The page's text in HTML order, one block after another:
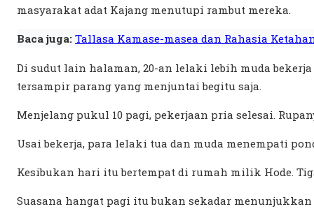
masyarakat adat Kajang menutupi rambut mereka.
Baca juga: Tallasa Kamase-masea dan Rahasia
Di sudut lain halaman, 20-an lelaki lebih muda
tersampir parang yang menjuntai begitu saja.
Menjelang pukul 10 pagi, pekerjaan pria selesai.
Usai bekerja, para lelaki tua dan muda menempati
Kesibukan hari itu bertempat di rumah milik Hode.
Suasana hangat pagi itu bukan sekadar